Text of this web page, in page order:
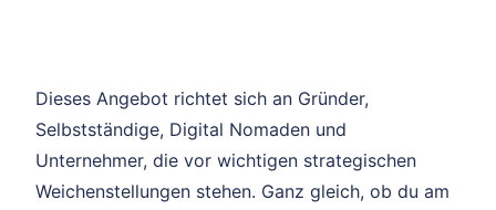
Dieses Angebot richtet sich an Gründer,
Selbstständige, Digital Nomaden und
Unternehmer, die vor wichtigen strategischen
Weichenstellungen stehen. Ganz gleich, ob du am